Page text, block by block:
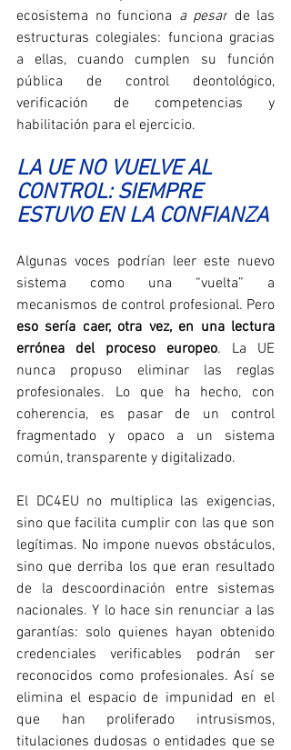
ecosistema no funciona a pesar de las
estructuras colegiales: funciona gracias
a ellas, cuando cumplen su función
pública de control deontológico,
verificación de competencias y
habilitación para el ejercicio.
LA UE NO VUELVE AL
CONTROL: SIEMPRE
ESTUVO EN LA CONFIANZA
Algunas voces podrían leer este nuevo
sistema como una “vuelta” a
eso sería caer, otra vez, en una lectura
errónea del proceso europeo. La UE
nunca propuso eliminar las reglas
profesionales. Lo que ha hecho, con
coherencia, es pasar de un control
fragmentado y opaco a un sistema
común, transparente y digitalizado.
El DC4EU no multiplica las exigencias,
sino que facilita cumplir con las que son
legítimas. No impone nuevos obstáculos,
sino que derriba los que eran resultado
de la descoordinación entre sistemas
nacionales. Y lo hace sin renunciar a las
garantías: solo quienes hayan obtenido
credenciales verificables podrán ser
reconocidos como profesionales. Así se
elimina el espacio de impunidad en el
que han proliferado intrusismos,
titulaciones dudosas o entidades que se